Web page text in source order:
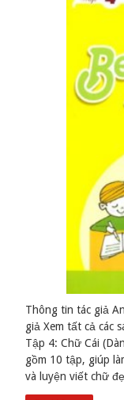
Thông tin tác giả
giả Xem tất cả các
Tập 4: Chữ Cái
gồm 10 tập, giúp
và luyện viết chữ